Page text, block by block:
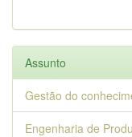
Assunto
Gestão do
Engenharia de